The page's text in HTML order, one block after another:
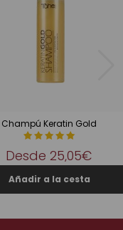
Champú Keratin Gold
Desde 25,05€